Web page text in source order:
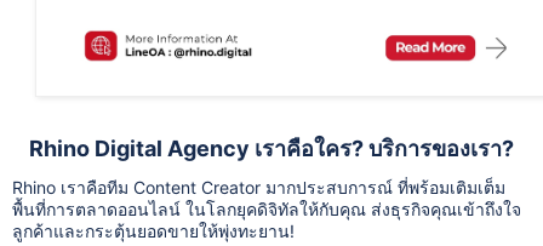
Rhino Digital Agency เราคือใคร? บริการของเรา?
Rhino เราคือทีม Content Creator มากประสบการณ์ ที่พร้อมเติมเต็ม
พื้นที่การตลาดออนไลน์ ในโลกยุคดิจิทัลให้กับคุณ ส่งธุรกิจคุณเข้าถึงใจ
ลูกค้าและกระตุ้นยอดขายให้พุ่งทะยาน!